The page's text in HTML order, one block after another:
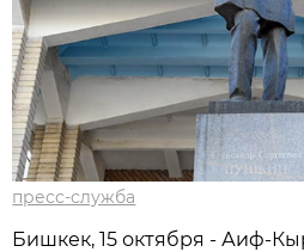
пресс-служба
Бишкек, 15 октября - Аиф-